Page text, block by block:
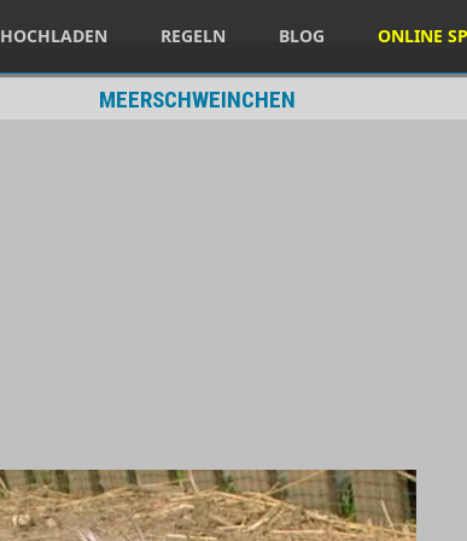
HOCHLADEN REGELN BLOG ONLINE
MEERSCHWEINCHEN